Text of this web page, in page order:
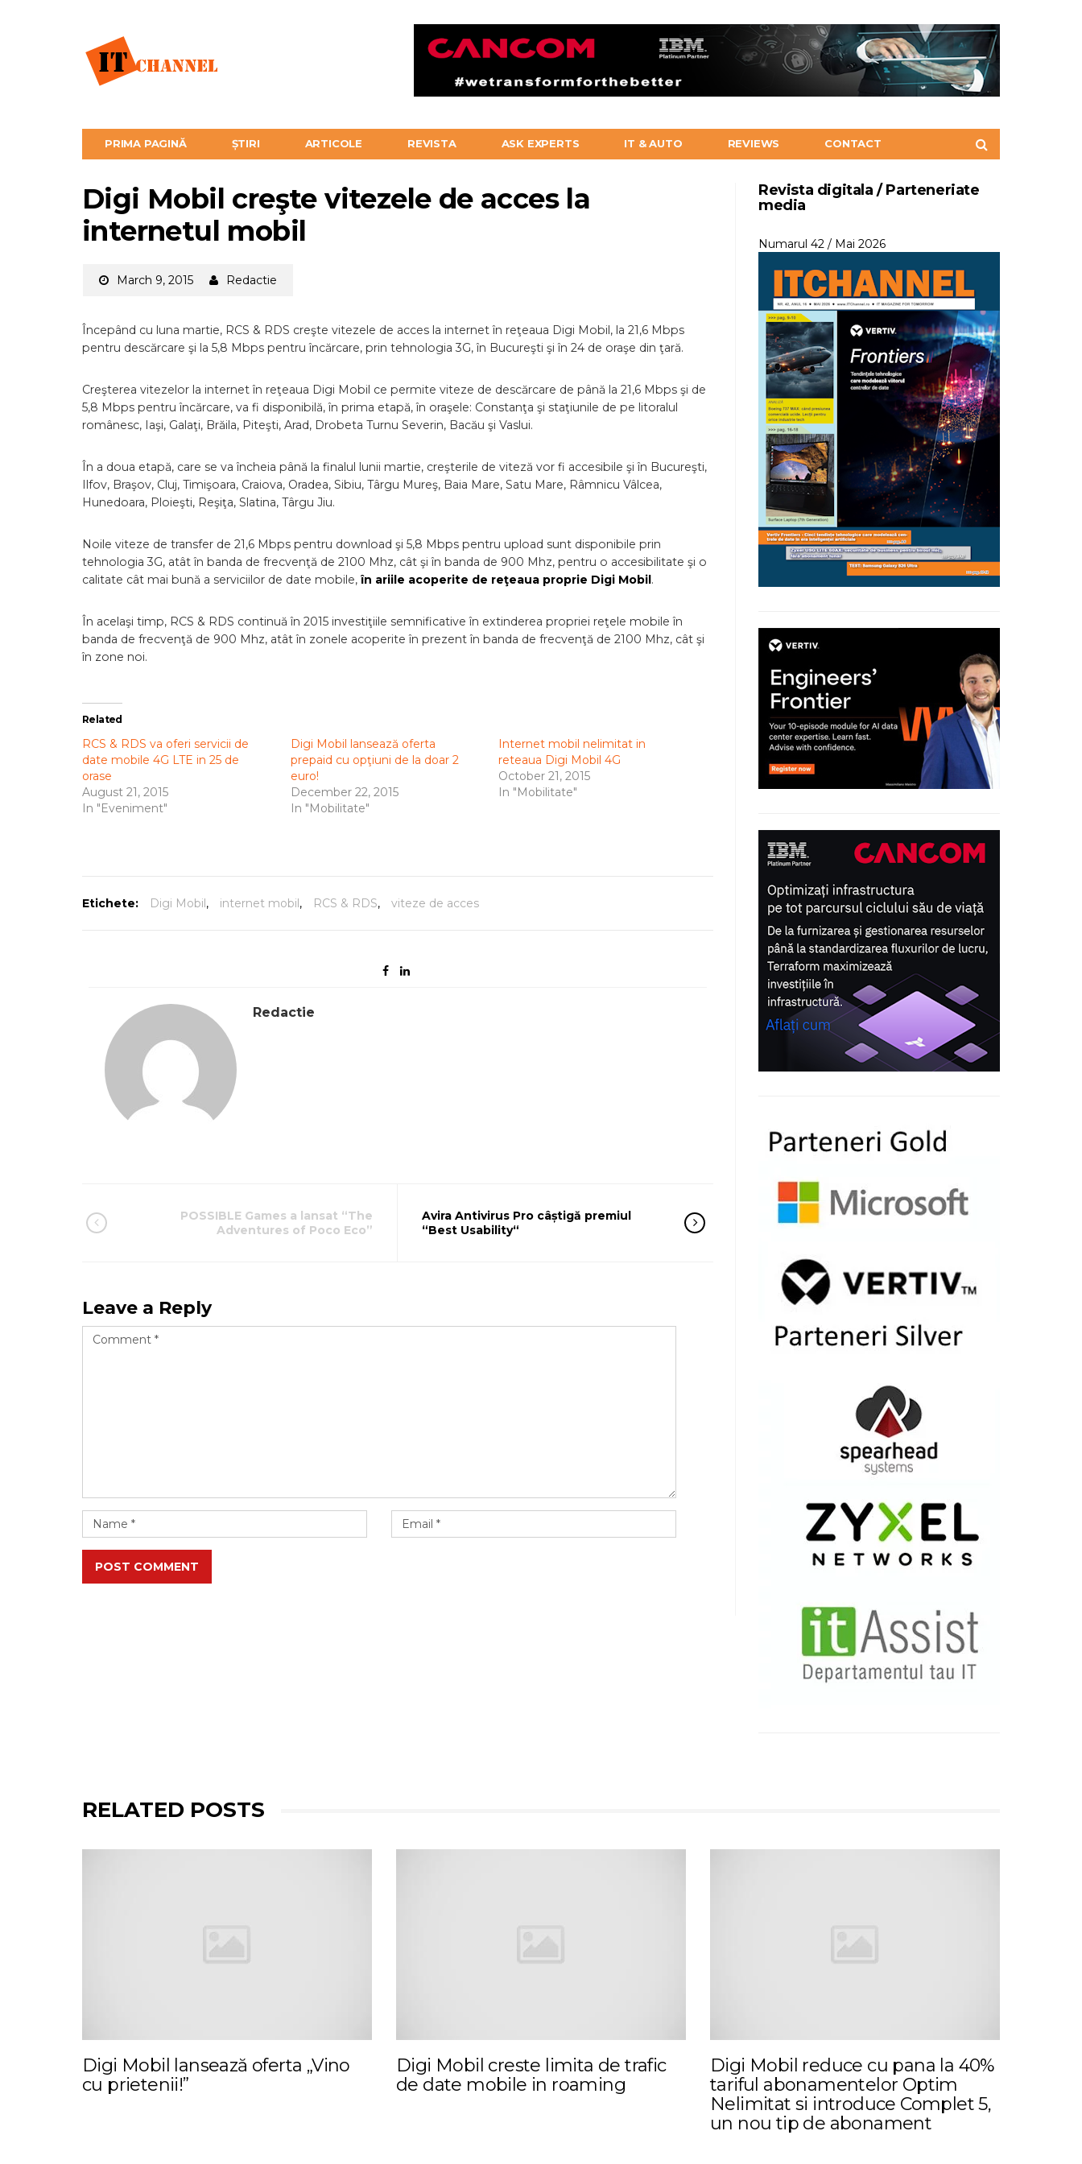
PRIMA PAGINĂ ȘTIRI ARTICOLE REVISTA ASK EXPERTS IT & AUTO REVIEWS CONTACT
Digi Mobil creşte vitezele de acces la
internetul mobil
March 9, 2015 Redactie
Începând cu luna martie, RCS & RDS creşte vitezele de acces la internet în reţeaua Digi Mobil, la 21,6 Mbps
pentru descărcare şi la 5,8 Mbps pentru încărcare, prin tehnologia 3G, în Bucureşti şi în 24 de oraşe din ţară.
Creşterea vitezelor la internet în reţeaua Digi Mobil ce permite viteze de descărcare de până la 21,6 Mbps şi de
5,8 Mbps pentru încărcare, va fi disponibilă, în prima etapă, în oraşele: Constanţa şi staţiunile de pe litoralul
românesc, Iaşi, Galaţi, Brăila, Piteşti, Arad, Drobeta Turnu Severin, Bacău şi Vaslui.
În a doua etapă, care se va încheia până la finalul lunii martie, creşterile de viteză vor fi accesibile şi în Bucureşti,
Ilfov, Braşov, Cluj, Timişoara, Craiova, Oradea, Sibiu, Târgu Mureş, Baia Mare, Satu Mare, Râmnicu Vâlcea,
Hunedoara, Ploieşti, Reşiţa, Slatina, Târgu Jiu.
Noile viteze de transfer de 21,6 Mbps pentru download şi 5,8 Mbps pentru upload sunt disponibile prin
tehnologia 3G, atât în banda de frecvenţă de 2100 Mhz, cât şi în banda de 900 Mhz, pentru o accesibilitate şi o
calitate cât mai bună a serviciilor de date mobile, în ariile acoperite de reţeaua proprie Digi Mobil.
În acelaşi timp, RCS & RDS continuă în 2015 investiţiile semnificative în extinderea propriei reţele mobile în
banda de frecvenţă de 900 Mhz, atât în zonele acoperite în prezent în banda de frecvenţă de 2100 Mhz, cât şi
în zone noi.
Related
RCS & RDS va oferi servicii de
date mobile 4G LTE in 25 de
orase
August 21, 2015
In "Eveniment"
Digi Mobil lansează oferta
prepaid cu opţiuni de la doar 2
euro!
December 22, 2015
In "Mobilitate"
Internet mobil nelimitat in
reteaua Digi Mobil 4G
October 21, 2015
In "Mobilitate"
Etichete: Digi Mobil, internet mobil, RCS & RDS, viteze de acces
Redactie
POSSIBLE Games a lansat “The
Adventures of Poco Eco”
Avira Antivirus Pro câștigă premiul
“Best Usability“
Leave a Reply
POST COMMENT
Revista digitala / Parteneriate
media
Numarul 42 / Mai 2026
RELATED POSTS
Digi Mobil lansează oferta „Vino
cu prietenii!”
Digi Mobil creste limita de trafic
de date mobile in roaming
Digi Mobil reduce cu pana la 40%
tariful abonamentelor Optim
Nelimitat si introduce Complet 5,
un nou tip de abonament